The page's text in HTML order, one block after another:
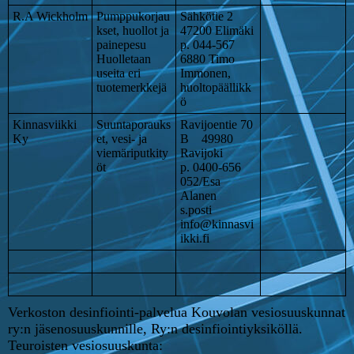
R.A Wickholm
Pumppukorjau
kset, huollot ja
painepesu
Huolletaan
useita eri
tuotemerkkejä
Sähkötie 2
47200 Elimäki
p. 044-567
6880 Timo
Immonen,
huoltopäällikk
ö
Kinnasviikki
Ky
Suuntaporauks
et, vesi- ja
viemäriputkity
öt
Ravijoentie 70
B 49980
Ravijoki
p. 0400-656
052/Esa
Alanen
s.posti
info@kinnasvi
ikki.fi
Verkoston desinfiointi-palvelua Kouvolan vesiosuuskunnat
ry:n jäsenosuuskunnille, Ry:n desinfiointiyksiköllä.
Teuroisten vesiosuuskunta: